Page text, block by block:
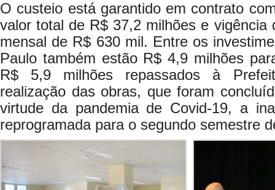
O custeio está garantido em contrato
valor total de R$ 37,2 milhões e vigência
mensal de R$ 630 mil. Entre os
Paulo também estão R$ 4,9 milhões
R$ 5,9 milhões repassados à
realização das obras, que foram
virtude da pandemia de Covid-19, a
reprogramada para o segundo semestre